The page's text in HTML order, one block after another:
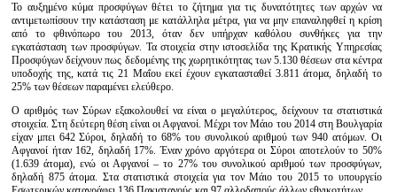
Το αυξημένο κύμα προσφύγων θέτει το ζήτημα για τις δυνατότητες των αρχών να
αντιμετωπίσουν την κατάσταση με κατάλληλα μέτρα, για να μην επαναληφθεί η κρίση
από το φθινόπωρο του 2013, όταν δεν υπήρχαν καθόλου συνθήκες για την
εγκατάσταση των προσφύγων. Τα στοιχεία στην ιστοσελίδα της Κρατικής Υπηρεσίας
Προσφύγων δείχνουν πως δεδομένης της χωρητικότητας των 5.130 θέσεων στα κέντρα
υποδοχής της, κατά τις 21 Μαΐου εκεί έχουν εγκατασταθεί 3.811 άτομα, δηλαδή το
25% των θέσεων παραμένει ελεύθερο.
Ο αριθμός των Σύρων εξακολουθεί να είναι ο μεγαλύτερος, δείχνουν τα στατιστικά
στοιχεία. Στη δεύτερη θέση είναι οι Αφγανοί. Μέχρι τον Μάιο του 2014 στη Βουλγαρία
είχαν μπει 642 Σύροι, δηλαδή το 68% του συνολικού αριθμού των 940 ατόμων. Οι
Αφγανοί ήταν 162, δηλαδή 17%. Έναν χρόνο αργότερα οι Σύροι αποτελούν το 50%
(1.639 άτομα), ενώ οι Αφγανοί – το 27% του συνολικού αριθμού των προσφύγων,
δηλαδή 875 άτομα. Στα στατιστικά στοιχεία για τον Μάιο του 2015 το υπουργείο